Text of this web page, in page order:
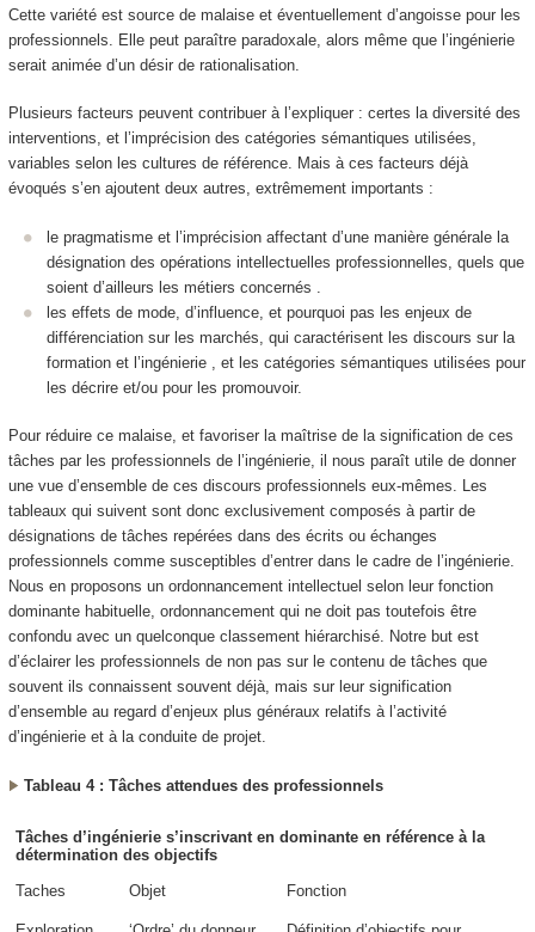
Cette variété est source de malaise et éventuellement d’angoisse pour les
professionnels. Elle peut paraître paradoxale, alors même que l’ingénierie
serait animée d’un désir de rationalisation.
Plusieurs facteurs peuvent contribuer à l’expliquer : certes la diversité des
interventions, et l’imprécision des catégories sémantiques utilisées,
variables selon les cultures de référence. Mais à ces facteurs déjà
évoqués s’en ajoutent deux autres, extrêmement importants :
le pragmatisme et l’imprécision affectant d’une manière générale la
désignation des opérations intellectuelles professionnelles, quels que
soient d’ailleurs les métiers concernés .
les effets de mode, d’influence, et pourquoi pas les enjeux de
différenciation sur les marchés, qui caractérisent les discours sur la
formation et l’ingénierie , et les catégories sémantiques utilisées pour
les décrire et/ou pour les promouvoir.
Pour réduire ce malaise, et favoriser la maîtrise de la signification de ces
tâches par les professionnels de l’ingénierie, il nous paraît utile de donner
une vue d’ensemble de ces discours professionnels eux-mêmes. Les
tableaux qui suivent sont donc exclusivement composés à partir de
désignations de tâches repérées dans des écrits ou échanges
professionnels comme susceptibles d’entrer dans le cadre de l’ingénierie.
Nous en proposons un ordonnancement intellectuel selon leur fonction
dominante habituelle, ordonnancement qui ne doit pas toutefois être
confondu avec un quelconque classement hiérarchisé. Notre but est
d’éclairer les professionnels de non pas sur le contenu de tâches que
souvent ils connaissent souvent déjà, mais sur leur signification
d’ensemble au regard d’enjeux plus généraux relatifs à l’activité
d’ingénierie et à la conduite de projet.
Tableau 4 : Tâches attendues des professionnels
Tâches d’ingénierie s’inscrivant en dominante en référence à la
détermination des objectifs
Taches
Objet Fonction